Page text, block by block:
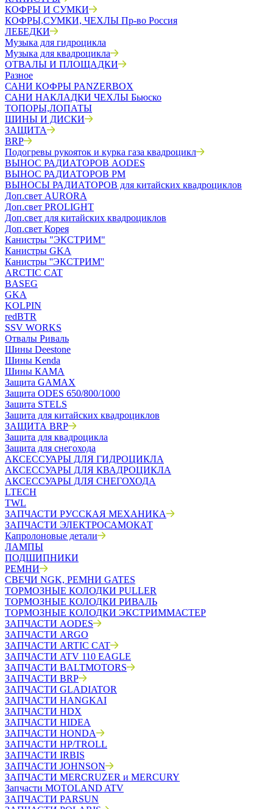
КОФРЫ И СУМКИ
КОФРЫ,СУМКИ, ЧЕХЛЫ Пр-во Россия
ЛЕБЕДКИ
Музыка для гидроцикла
Музыка для квадроцикла
ОТВАЛЫ И ПЛОЩАДКИ
Разное
САНИ КОФРЫ PANZERBOX
САНИ НАКЛАДКИ ЧЕХЛЫ Бьюско
ТОПОРЫ,ЛОПАТЫ
ШИНЫ И ДИСКИ
ЗАЩИТА
BRP
Подогревы рукояток и курка газа квадроцикл
ВЫНОС РАДИАТОРОВ AODES
ВЫНОС РАДИАТОРОВ РМ
ВЫНОСЫ РАДИАТОРОВ для китайских квадроциклов
Доп.свет AURORA
Доп.свет PROLIGHT
Доп.свет для китайских квадроциклов
Доп.свет Корея
Канистры "ЭКСТРИМ"
Канистры GKA
Канистры ''ЭКСТРИМ''
ARCTIC CAT
BASEG
GKA
KOLPIN
redBTR
SSV WORKS
Отвалы Риваль
Шины Deestone
Шины Kenda
Шины КАМА
Защита GAMAX
Защита ODES 650/800/1000
Защита STELS
Защита для китайских квадроциклов
ЗАЩИТА BRP
Защита для квадроцикла
Защита для снегохода
АКСЕССУАРЫ ДЛЯ ГИДРОЦИКЛА
АКСЕССУАРЫ ДЛЯ КВАДРОЦИКЛА
АКСЕССУАРЫ ДЛЯ СНЕГОХОДА
LTECH
TWL
ЗАПЧАСТИ РУССКАЯ МЕХАНИКА
ЗАПЧАСТИ ЭЛЕКТРОСАМОКАТ
Капролоновые детали
ЛАМПЫ
ПОДШИПНИКИ
РЕМНИ
СВЕЧИ NGK, РЕМНИ GATES
ТОРМОЗНЫЕ КОЛОДКИ PULLER
ТОРМОЗНЫЕ КОЛОДКИ РИВАЛЬ
ТОРМОЗНЫЕ КОЛОДКИ ЭКСТРИММАСТЕР
ЗАПЧАСТИ AODES
ЗАПЧАСТИ ARGO
ЗАПЧАСТИ ARTIC CAT
ЗАПЧАСТИ ATV 110 EAGLE
ЗАПЧАСТИ BALTMOTORS
ЗАПЧАСТИ BRP
ЗАПЧАСТИ GLADIATOR
ЗАПЧАСТИ HANGKAI
ЗАПЧАСТИ HDX
ЗАПЧАСТИ HIDEA
ЗАПЧАСТИ HONDA
ЗАПЧАСТИ HP/TROLL
ЗАПЧАСТИ IRBIS
ЗАПЧАСТИ JOHNSON
ЗАПЧАСТИ MERCRUZER и MERCURY
Запчасти MOTOLAND ATV
ЗАПЧАСТИ PARSUN